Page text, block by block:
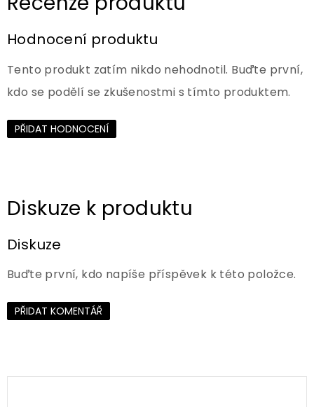
Hodnocení produktu
Tento produkt zatím nikdo nehodnotil. Buďte první,
kdo se podělí se zkušenostmi s tímto produktem.
PŘIDAT HODNOCENÍ
Diskuze
Buďte první, kdo napíše příspěvek k této položce.
PŘIDAT KOMENTÁŘ